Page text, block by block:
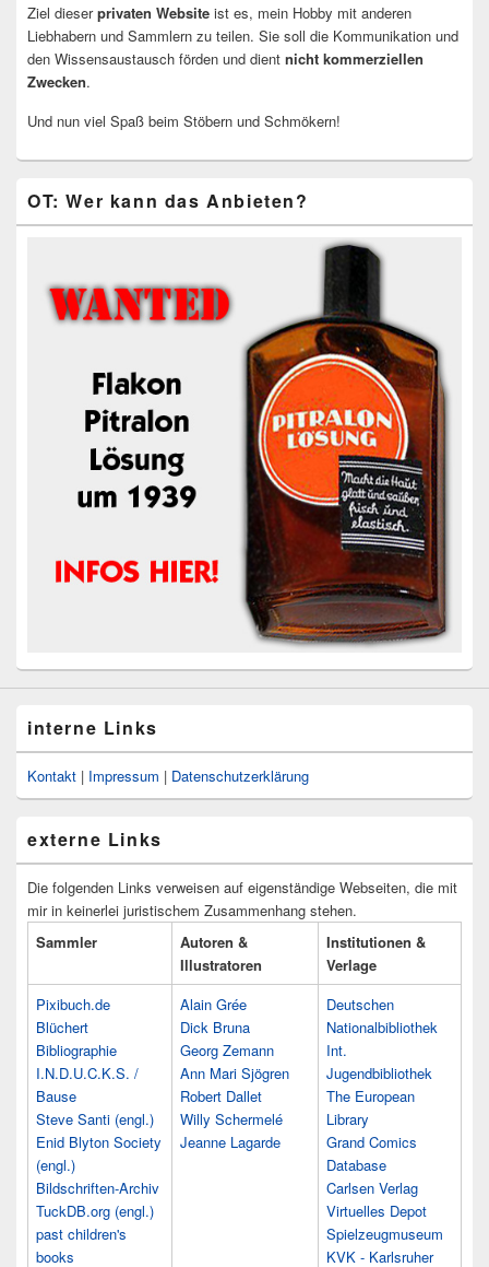
Ziel dieserprivaten Website ist es, mein Hobby mit anderen
Liebhabern und Sammlern zu teilen. Sie soll die Kommunikation und
den Wissensaustausch förden und dient nicht kommerziellen
Zwecken.
Und nun viel Spaß beim Stöbern und Schmökern!
OT: Wer kann das Anbieten?
interne Links
Kontakt | Impressum | Datenschutzerklärung
externe Links
Die folgenden Links verweisen auf eigenständige Webseiten, die mit
mir in keinerlei juristischem Zusammenhang stehen.
Sammler
Autoren &
Illustratoren
Institutionen &
Verlage
Pixibuch.de
Blüchert
Bibliographie
I.N.D.U.C.K.S. /
Bause
Steve Santi (engl.)
Enid Blyton Society
(engl.)
Bildschriften-Archiv
TuckDB.org (engl.)
past children's
books
Alain Grée
Dick Bruna
Georg Zemann
Ann Mari Sjögren
Robert Dallet
Willy Schermelé
Jeanne Lagarde
Deutschen
Nationalbibliothek
Int.
Jugendbibliothek
The European
Library
Grand Comics
Database
Carlsen Verlag
Virtuelles Depot
Spielzeugmuseum
KVK - Karlsruher